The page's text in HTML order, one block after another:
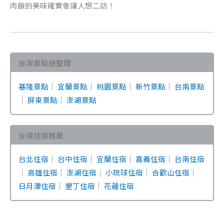
肉飯的美味確實會讓人想二訪！
台灣景點總整理
基隆景點 ｜ 宜蘭景點 ｜ 桃園景點 ｜ 新竹景點 ｜ 台南景點
｜ 屏東景點 ｜ 澎湖景點
台灣住宿推薦
台北住宿 ｜ 台中住宿 ｜ 宜蘭住宿 ｜ 嘉義住宿 ｜ 台南住宿
｜ 高雄住宿 ｜ 澎湖住宿 ｜ 小琉球住宿 ｜ 合歡山住宿 ｜
日月潭住宿 ｜ 墾丁住宿 ｜ 花蓮住宿